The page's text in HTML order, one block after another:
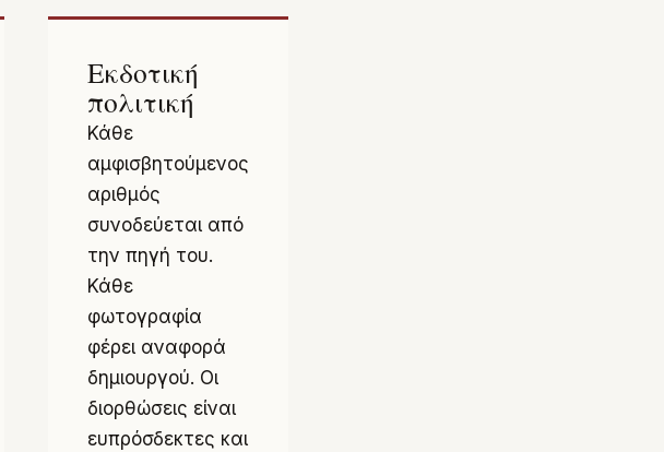
Εκδοτική
πολιτική
Κάθε
αμφισβητούμενος
αριθμός
συνοδεύεται από
την πηγή του.
Κάθε
φωτογραφία
φέρει αναφορά
δημιουργού. Οι
διορθώσεις είναι
ευπρόσδεκτες και